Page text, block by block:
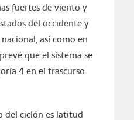
fuertes de viento y
del occidente y
así como en
que el sistema se
4 en el trascurso
del ciclón es latitud